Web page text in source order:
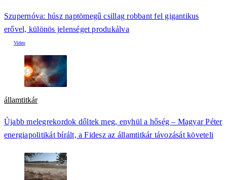
Szupernóva: húsz naptömegű csillag robbant fel gigantikus
erővel, különös jelenséget produkálva
államtitkár
Újabb melegrekordok dőltek meg, enyhül a hőség – Magyar Péter
energiapolitikát bírált, a Fidesz az államtitkár távozását követeli